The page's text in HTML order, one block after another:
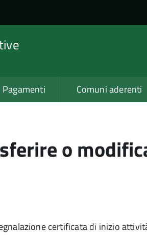
Pagamenti Comuni aderenti
o
certificata di inizio